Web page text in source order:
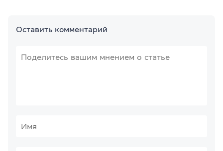
Оставить комментарий